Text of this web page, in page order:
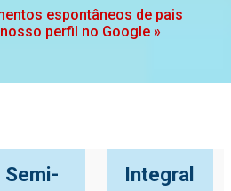
espontâneos de pais
perfil no Google »
Semi-
Integral